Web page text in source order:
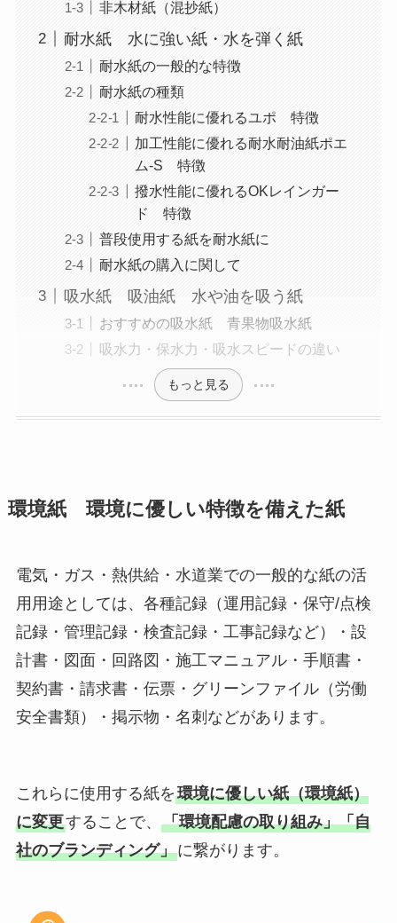
非木材紙（混抄紙）
耐水紙 水に強い紙・水を弾く紙
耐水紙の一般的な特徴
耐水紙の種類
耐水性能に優れるユポ 特徴
加工性能に優れる耐水耐油紙ポエ
ム-S 特徴
撥水性能に優れるOKレインガー
ド 特徴
普段使用する紙を耐水紙に
耐水紙の購入に関して
吸水紙 吸油紙 水や油を吸う紙
おすすめの吸水紙 青果物吸水紙
吸水力・保水力・吸水スピードの違い
もっと見る
環境紙 環境に優しい特徴を備えた紙
電気・ガス・熱供給・水道業での一般的な紙の活
用用途としては、各種記録（運用記録・保守/点検
記録・管理記録・検査記録・工事記録など）・設
計書・図面・回路図・施工マニュアル・手順書・
契約書・請求書・伝票・グリーンファイル（労働
安全書類）・掲示物・名刺などがあります。
これらに使用する紙を環境に優しい紙（環境紙）
に変更することで、 「環境配慮の取り組み」「自
社のブランディング」に繋がります。